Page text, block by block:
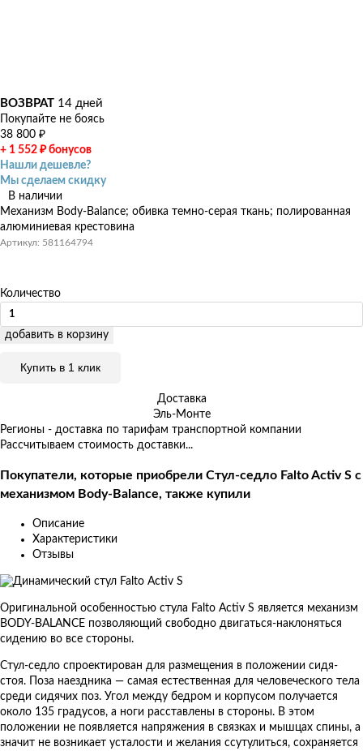
ВОЗВРАТ 14 дней
Покупайте не боясь
38 800 ₽
+ 1 552 ₽бонусов
Нашли дешевле?
Мы сделаем скидку
В наличии
Механизм Body-Balance; обивка темно-серая ткань; полированная
алюминиевая крестовина
Артикул: 581164794
Количество
добавить в корзину
Купить в 1 клик
Доставка
Эль-Монте
Регионы - доставка по тарифам транспортной компании
Рассчитываем стоимость доставки...
Покупатели, которые приобрели Стул-седло Falto Activ S с
механизмом Body-Balance, также купили
Описание
Характеристики
Отзывы
Оригинальной особенностью стула Falto Activ S является механизм
BODY-BALANCE позволяющий свободно двигаться-наклоняться
сидению во все стороны.
Стул-седло спроектирован для размещения в положении сидя-
стоя. Поза наездника — самая естественная для человеческого тела
среди сидячих поз. Угол между бедром и корпусом получается
около 135 градусов, а ноги расставлены в стороны. В этом
положении не появляется напряжения в связках и мышцах спины, а
значит не возникает усталости и желания ссутулиться, сохраняется